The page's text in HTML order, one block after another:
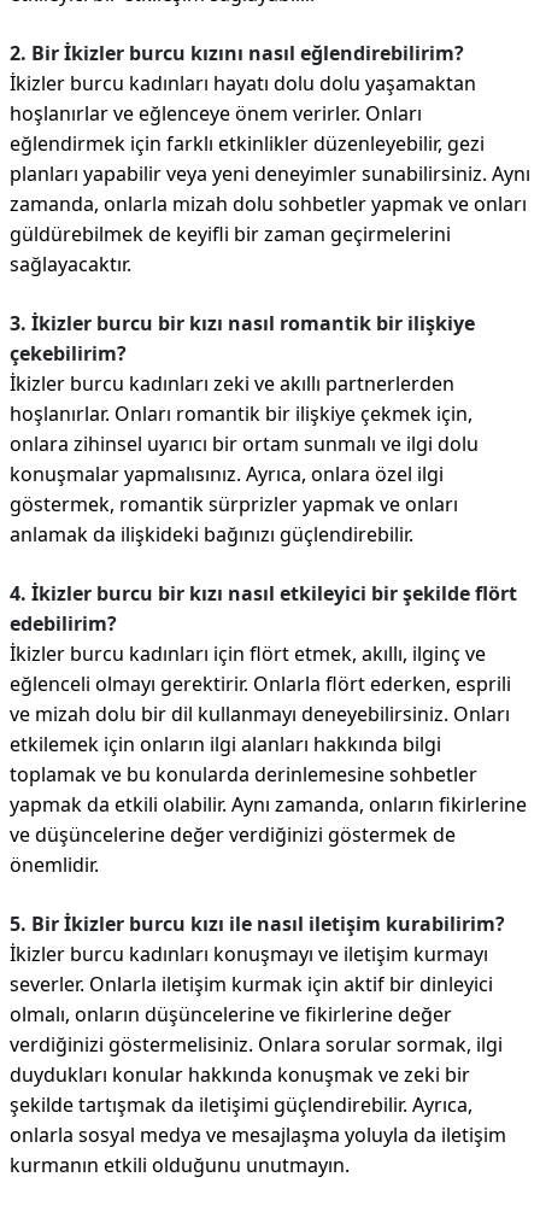
2. Bir İkizler burcu kızını nasıl eğlendirebilirim?
İkizler burcu kadınları hayatı dolu dolu yaşamaktan
hoşlanırlar ve eğlenceye önem verirler. Onları
eğlendirmek için farklı etkinlikler düzenleyebilir, gezi
planları yapabilir veya yeni deneyimler sunabilirsiniz. Aynı
zamanda, onlarla mizah dolu sohbetler yapmak ve onları
güldürebilmek de keyifli bir zaman geçirmelerini
sağlayacaktır.
3. İkizler burcu bir kızı nasıl romantik bir ilişkiye
çekebilirim?
İkizler burcu kadınları zeki ve akıllı partnerlerden
hoşlanırlar. Onları romantik bir ilişkiye çekmek için,
onlara zihinsel uyarıcı bir ortam sunmalı ve ilgi dolu
konuşmalar yapmalısınız. Ayrıca, onlara özel ilgi
göstermek, romantik sürprizler yapmak ve onları
anlamak da ilişkideki bağınızı güçlendirebilir.
4. İkizler burcu bir kızı nasıl etkileyici bir şekilde flört
edebilirim?
İkizler burcu kadınları için flört etmek, akıllı, ilginç ve
eğlenceli olmayı gerektirir. Onlarla flört ederken, esprili
ve mizah dolu bir dil kullanmayı deneyebilirsiniz. Onları
etkilemek için onların ilgi alanları hakkında bilgi
toplamak ve bu konularda derinlemesine sohbetler
yapmak da etkili olabilir. Aynı zamanda, onların fikirlerine
ve düşüncelerine değer verdiğinizi göstermek de
önemlidir.
5. Bir İkizler burcu kızı ile nasıl iletişim kurabilirim?
İkizler burcu kadınları konuşmayı ve iletişim kurmayı
severler. Onlarla iletişim kurmak için aktif bir dinleyici
olmalı, onların düşüncelerine ve fikirlerine değer
verdiğinizi göstermelisiniz. Onlara sorular sormak, ilgi
duydukları konular hakkında konuşmak ve zeki bir
şekilde tartışmak da iletişimi güçlendirebilir. Ayrıca,
onlarla sosyal medya ve mesajlaşma yoluyla da iletişim
kurmanın etkili olduğunu unutmayın.